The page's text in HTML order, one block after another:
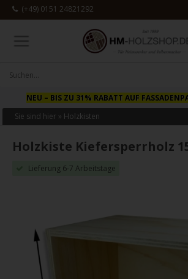
(+49) 0151 24821292
NEU – BIS ZU 31% RABATT AUF
Sie sind hier » Holzkisten
Holzkiste Kiefersperrholz
Lieferung 6-7 Arbeitstage